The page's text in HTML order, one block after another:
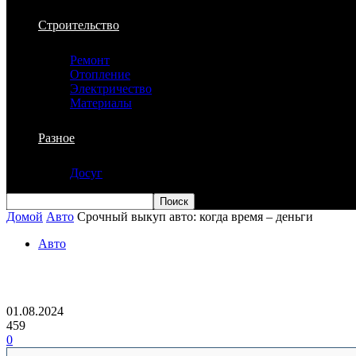
Строительство
Ремонт
Отопление
Электричество
Материалы
Разное
Досуг
Домой Авто Срочный выкуп авто: когда время – деньги
Авто
01.08.2024
459
0